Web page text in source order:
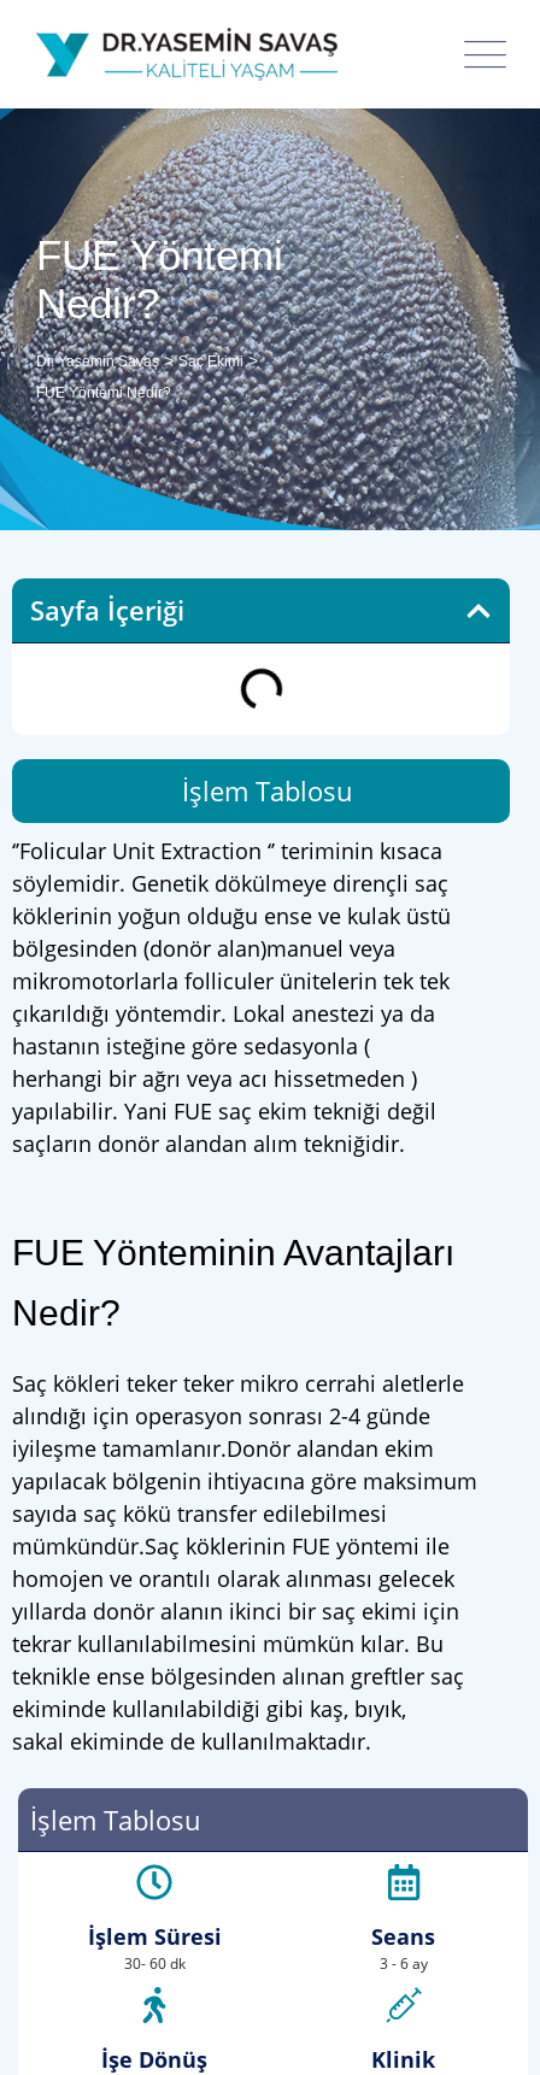
FUE Yöntemi
Nedir?
Dr. Yasemin Savaş>Saç Ekimi>
FUE Yöntemi Nedir?
Sayfa İçeriği
İşlem Tablosu
‘’Folicular Unit Extraction ‘’ teriminin kısaca
söylemidir. Genetik dökülmeye dirençli saç
köklerinin yoğun olduğu ense ve kulak üstü
bölgesinden (donör alan)manuel veya
mikromotorlarla folliculer ünitelerin tek tek
çıkarıldığı yöntemdir. Lokal anestezi ya da
hastanın isteğine göre sedasyonla (
herhangi bir ağrı veya acı hissetmeden )
yapılabilir. Yani FUE saç ekim tekniği değil
saçların donör alandan alım tekniğidir.
FUE Yönteminin Avantajları
Nedir?
Saç kökleri teker teker mikro cerrahi aletlerle
alındığı için operasyon sonrası 2-4 günde
iyileşme tamamlanır.Donör alandan ekim
yapılacak bölgenin ihtiyacına göre maksimum
sayıda saç kökü transfer edilebilmesi
mümkündür.Saç köklerinin FUE yöntemi ile
homojen ve orantılı olarak alınması gelecek
yıllarda donör alanın ikinci bir saç ekimi için
tekrar kullanılabilmesini mümkün kılar. Bu
teknikle ense bölgesinden alınan greftler saç
ekiminde kullanılabildiği gibi kaş, bıyık,
sakal ekiminde de kullanılmaktadır.
İşlem Tablosu
İşlem Süresi
30- 60 dk
İşe Dönüş
Seans
3 - 6 ay
Klinik